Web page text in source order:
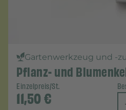
Gartenwerkzeug und -
Pflanz- und
Einzelpreis/St.
11,50€